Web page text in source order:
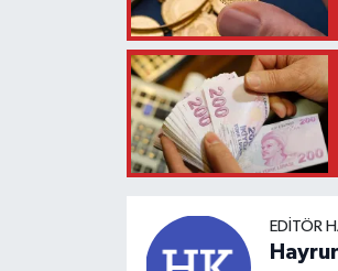
EDITÖR